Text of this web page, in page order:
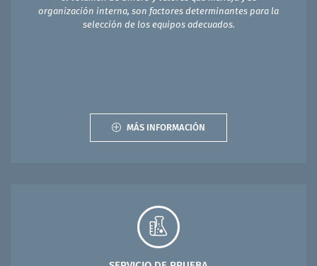
organización interna, son factores determinantes para la
selección de los equipos adecuados.
MÁS INFORMACIÓN